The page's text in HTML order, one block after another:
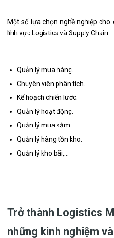
Một số lựa chọn nghề nghiệp
lĩnh vực Logistics và Supply Chain:
Quản lý mua hàng.
Chuyên viên phân tích.
Kế hoạch chiến lược.
Quản lý hoạt động.
Quản lý mua sắm.
Quản lý hàng tồn kho.
Quản lý kho bãi,…
Trở thành Logistics
những kinh nghiệm